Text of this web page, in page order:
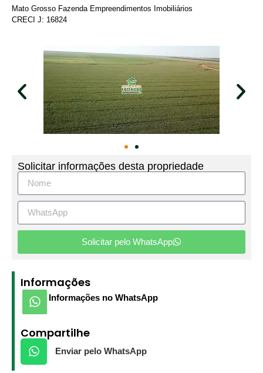
Mato Grosso Fazenda Empreendimentos Imobiliários
CRECI J: 16824
Solicitar informações desta propriedade
Solicitar pelo WhatsApp
Informações
Informações no WhatsApp
Compartilhe
Enviar pelo WhatsApp